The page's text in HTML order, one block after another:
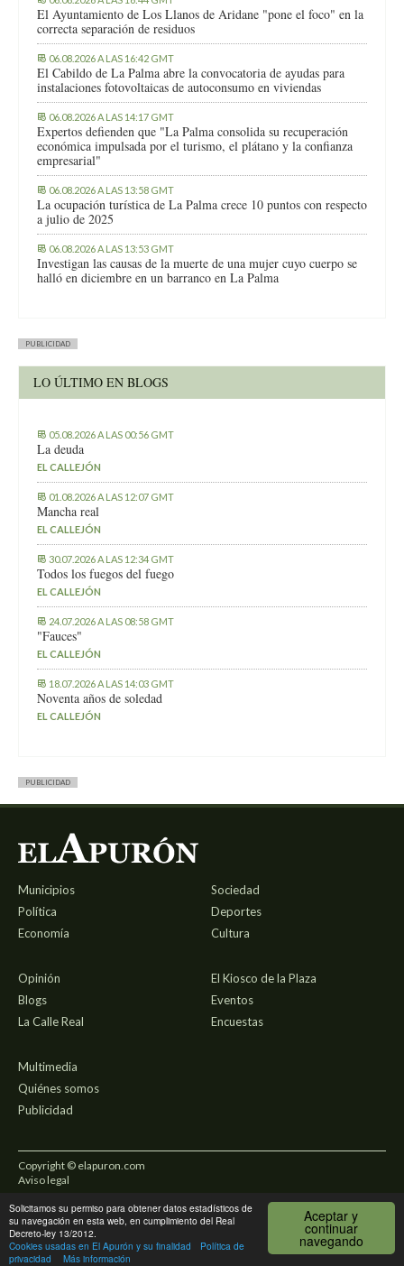
Aceptar y
continuar
navegando
Solicitamos su permiso para obtener datos estadísticos de
su navegación en esta web, en cumplimiento del Real
Decreto-ley 13/2012.
Cookies usadas en El Apurón y su finalidad
Política de
privacidad
Más información
El Ayuntamiento de Los Llanos de Aridane "pone el foco" en la
correcta separación de residuos
06.08.2026 A LAS 16:42 GMT
El Cabildo de La Palma abre la convocatoria de ayudas para
instalaciones fotovoltaicas de autoconsumo en viviendas
06.08.2026 A LAS 14:17 GMT
Expertos defienden que "La Palma consolida su recuperación
económica impulsada por el turismo, el plátano y la confianza
empresarial"
06.08.2026 A LAS 13:58 GMT
La ocupación turística de La Palma crece 10 puntos con respecto
a julio de 2025
06.08.2026 A LAS 13:53 GMT
Investigan las causas de la muerte de una mujer cuyo cuerpo se
halló en diciembre en un barranco en La Palma
PUBLICIDAD
LO ÚLTIMO EN BLOGS
05.08.2026 A LAS 00:56 GMT
La deuda
EL CALLEJÓN
01.08.2026 A LAS 12:07 GMT
Mancha real
EL CALLEJÓN
30.07.2026 A LAS 12:34 GMT
Todos los fuegos del fuego
EL CALLEJÓN
24.07.2026 A LAS 08:58 GMT
"Fauces"
EL CALLEJÓN
18.07.2026 A LAS 14:03 GMT
Noventa años de soledad
EL CALLEJÓN
PUBLICIDAD
Municipios
Política
Economía
Sociedad
Deportes
Cultura
Opinión
Blogs
La Calle Real
El Kiosco de la Plaza
Eventos
Encuestas
Multimedia
Quiénes somos
Publicidad
Copyright © elapuron.com
Aviso legal
Política de privacidad
Uso de cookies